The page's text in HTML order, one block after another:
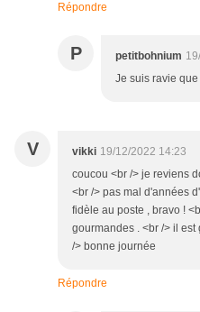
Répondre
P petitbohnium
Je suis ravie
V vikki 19/12/2022 14:23
coucou <br /> je reviens
<br /> pas mal d'années
fidèle au poste , bravo !
gourmandes . <br /> il
/> bonne journée
Répondre